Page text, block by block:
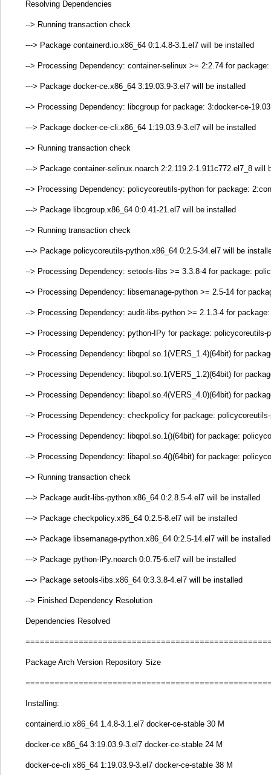
Resolving Dependencies
--> Running transaction check
---> Package containerd.io.x86_64 0:1.4.8-3.1.el7 will be installed
--> Processing Dependency: container-selinux >= 2:2.74 for
---> Package docker-ce.x86_64 3:19.03.9-3.el7 will be installed
--> Processing Dependency: libcgroup for package: 3:docker-ce-
---> Package docker-ce-cli.x86_64 1:19.03.9-3.el7 will be installed
--> Running transaction check
---> Package container-selinux.noarch 2:2.119.2-1.911c772.el7_8 will
--> Processing Dependency: policycoreutils-python for package:
---> Package libcgroup.x86_64 0:0.41-21.el7 will be installed
--> Running transaction check
---> Package policycoreutils-python.x86_64 0:2.5-34.el7 will be
--> Processing Dependency: setools-libs >= 3.3.8-4 for package:
--> Processing Dependency: libsemanage-python >= 2.5-14 for
--> Processing Dependency: audit-libs-python >= 2.1.3-4 for
--> Processing Dependency: python-IPy for package: policycoreutils-
--> Processing Dependency: libqpol.so.1(VERS_1.4)(64bit) for
--> Processing Dependency: libqpol.so.1(VERS_1.2)(64bit) for
--> Processing Dependency: libapol.so.4(VERS_4.0)(64bit) for
--> Processing Dependency: checkpolicy for package:
--> Processing Dependency: libqpol.so.1()(64bit) for package:
--> Processing Dependency: libapol.so.4()(64bit) for package:
--> Running transaction check
---> Package audit-libs-python.x86_64 0:2.8.5-4.el7 will be installed
---> Package checkpolicy.x86_64 0:2.5-8.el7 will be installed
---> Package libsemanage-python.x86_64 0:2.5-14.el7 will be installed
---> Package python-IPy.noarch 0:0.75-6.el7 will be installed
---> Package setools-libs.x86_64 0:3.3.8-4.el7 will be installed
--> Finished Dependency Resolution
Dependencies Resolved
Package Arch Version Repository Size
Installing:
containerd.io x86_64 1.4.8-3.1.el7 docker-ce-stable 30 M
docker-ce x86_64 3:19.03.9-3.el7 docker-ce-stable 24 M
docker-ce-cli x86_64 1:19.03.9-3.el7 docker-ce-stable 38 M